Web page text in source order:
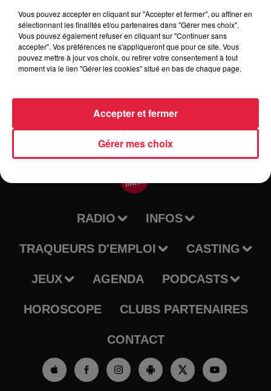
ref=page_internal
Tarif Gratuit
RADIO INFOS
TRAQUEURS D'EMPLOI CASTING
JEUX AGENDA PODCASTS
HOROSCOPE CLUBS PARTENAIRES
CONTACT
Vous pouvez accepter en cliquant sur "Accepter et fermer", ou affiner en
sélectionnant les finalités et/ou partenaires dans "Gérer mes choix".
Vous pouvez également refuser en cliquant sur "Continuer sans
accepter". Vos préférences ne s'appliqueront que pour ce site. Vous
pouvez mettre à jour vos choix, ou retirer votre consentement à tout
moment via le lien "Gérer les cookies" situé en bas de chaque page.
Gérer mes choix
Accepter et fermer